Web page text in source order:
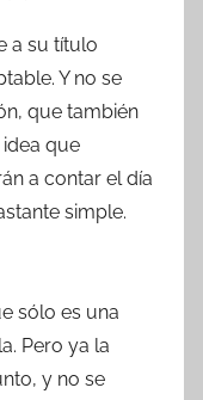
a su título
Y no se
que también
que
a contar el día
simple.
sólo es una
Pero ya la
y no se